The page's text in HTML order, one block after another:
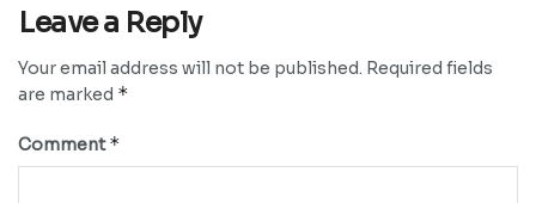
Leave a Reply
Your email address will not be published. Required fields
are marked *
Comment*